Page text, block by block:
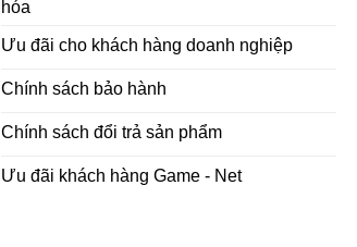
hóa
Ưu đãi cho khách hàng doanh nghiệp
Chính sách bảo hành
Chính sách đổi trả sản phẩm
Ưu đãi khách hàng Game - Net